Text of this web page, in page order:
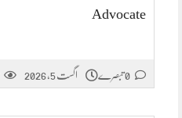
Advocate
اگست 5, 2026